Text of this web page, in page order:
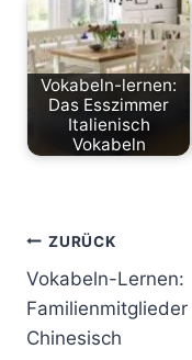
Vokabeln-lernen:
Das Esszimmer
Italienisch
Vokabeln
ZURÜCK
Vokabeln-Lernen:
Chinesisch